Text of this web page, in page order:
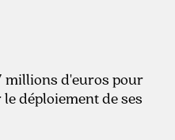
millions d'euros pour
déploiement de ses